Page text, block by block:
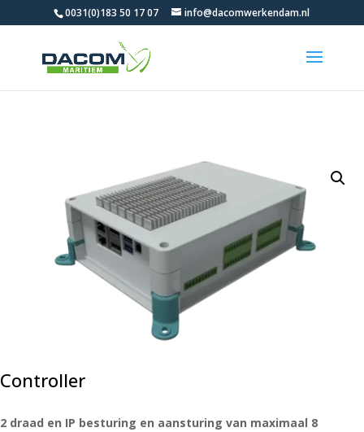
0031(0)183 50 17 07 info@dacomwerkendam.nl
Controller
2 draad en IP besturing en aansturing van maximaal 8